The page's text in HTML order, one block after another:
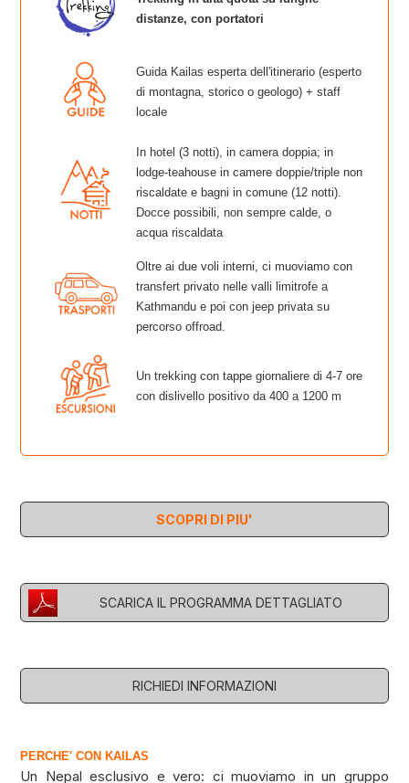
distanze, con portatori
Guida Kailas esperta dell'itinerario (esperto
di montagna, storico o geologo) + staff
locale
In hotel (3 notti), in camera doppia; in
lodge-teahouse in camere doppie/triple non
riscaldate e bagni in comune (12 notti).
Docce possibili, non sempre calde, o
acqua riscaldata
Oltre ai due voli interni, ci muoviamo con
transfert privato nelle valli limitrofe a
Kathmandu e poi con jeep privata su
percorso offroad.
Un trekking con tappe giornaliere di 4-7 ore
con dislivello positivo da 400 a 1200 m
SCOPRI DI PIU'
SCARICA IL PROGRAMMA DETTAGLIATO
RICHIEDI INFORMAZIONI
PERCHE' CON KAILAS
Un Nepal esclusivo e vero: ci muoviamo in un gruppo